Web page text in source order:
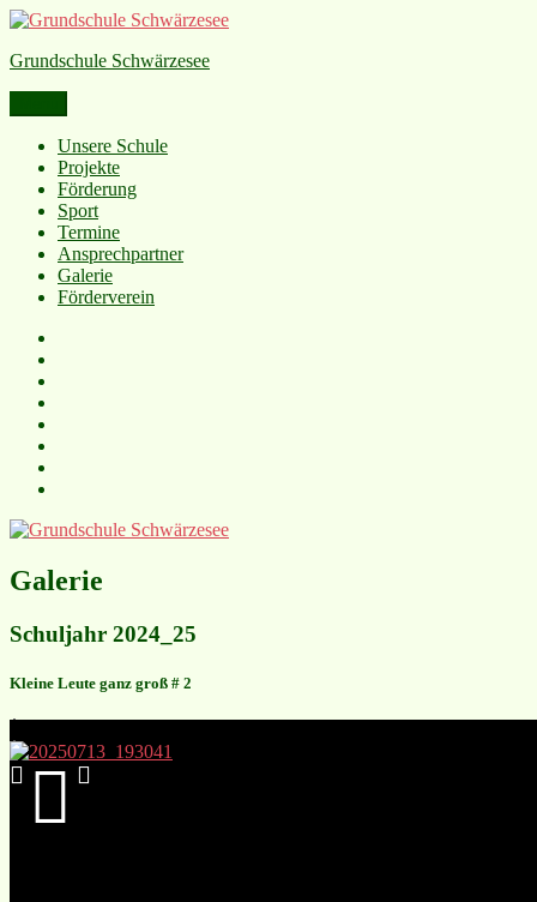
Grundschule Schwärzesee
Unsere Schule
Projekte
Förderung
Sport
Termine
Ansprechpartner
Galerie
Förderverein
Galerie
Schuljahr 2024_25
Kleine Leute ganz groß # 2